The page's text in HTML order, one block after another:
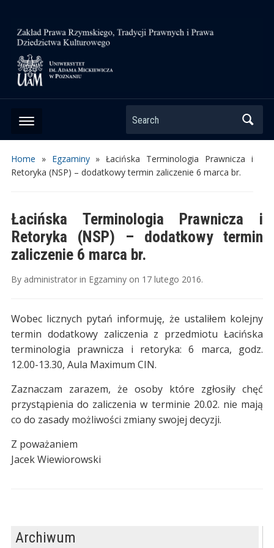
Search
Home » Egzaminy»Łacińska Terminologia Prawnicza i
Retoryka (NSP) – dodatkowy termin zaliczenie 6 marca br.
Archiwum
Łacińska Terminologia Prawnicza i
Retoryka (NSP) – dodatkowy termin
zaliczenie 6 marca br.
By administrator in Egzaminyon 17 lutego 2016.
Wobec licznych pytań informuję, że ustaliłem kolejny
termin dodatkowy zaliczenia z przedmiotu Łacińska
terminologia prawnicza i retoryka: 6 marca, godz.
12.00-13.30, Aula Maximum CIN.
Zaznaczam zarazem, że osoby które zgłosiły chęć
przystąpienia do zaliczenia w terminie 20.02. nie mają
co do zasady możliwości zmiany swojej decyzji.
Z poważaniem
Jacek Wiewiorowski